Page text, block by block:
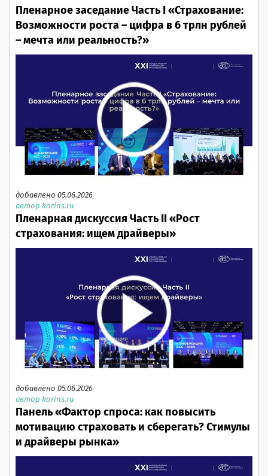
Пленарное заседание Часть I «Страхование:
Возможности роста – цифра в 6 трлн рублей
– мечта или реальность?»
добавлено 05.06.2026
автор korins.ru
Пленарная дискуссия Часть II «Рост
страхования: ищем драйверы»
добавлено 05.06.2026
автор korins.ru
Панель «Фактор спроса: как повысить
мотивацию страховать и сберегать? Стимулы
и драйверы рынка»